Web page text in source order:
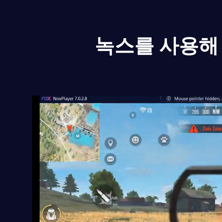
녹스를 사용